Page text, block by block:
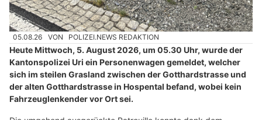
05.08.26 VON POLIZEI.NEWS REDAKTION
Heute Mittwoch, 5. August 2026, um 05.30 Uhr, wurde der
Kantonspolizei Uri ein Personenwagen gemeldet, welcher
sich im steilen Grasland zwischen der Gotthardstrasse und
der alten Gotthardstrasse in Hospental befand, wobei kein
Fahrzeuglenkender vor Ort sei.